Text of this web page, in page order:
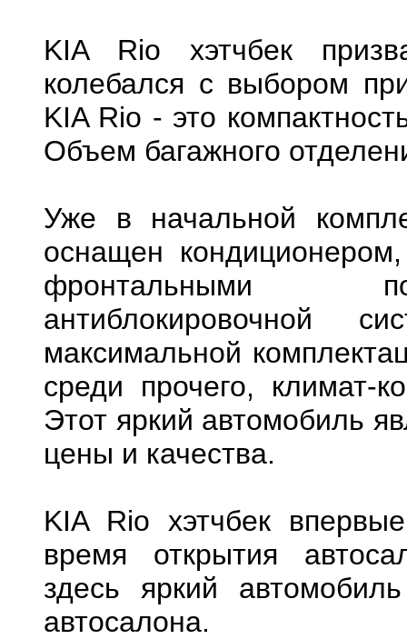
KIA Rio хэтчбек
колебался с выбором
KIA Rio - это
Объем багажного
Уже в начальной
оснащен
фронтальными
антиблокировочной
максимальной
среди прочего, климат-
Этот яркий автомобиль
цены и качества.
KIA Rio хэтчбек
время открытия
здесь яркий
автосалона.